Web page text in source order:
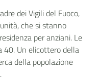
dei Vigili del Fuoco,
che si stanno
per anziani. Le
40. Un elicottero della
della popolazione